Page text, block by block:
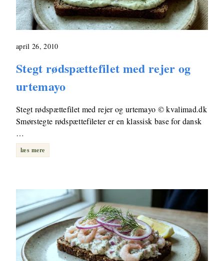
april 26, 2010
Stegt rødspættefilet med rejer og
urtemayo
Stegt rødspættefilet med rejer og urtemayo © kvalimad.dk
Smørstegte rødspættefileter er en klassisk base for dansk
…
læs mere